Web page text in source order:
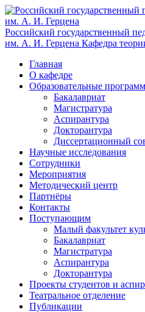
Российский государственный
им. А. И. Герцена Кафедра
Главная
О кафедре
Образовательные
Бакалавриат
Магистратура
Аспирантура
Докторантура
Диссертационный
Научные исследования
Сотрудники
Мероприятия
Методический центр
Партнёры
Контакты
Поступающим
Малый факультет
Бакалавриат
Магистратура
Аспирантура
Докторантура
Проекты студентов и
Театральное отделение
Публикации